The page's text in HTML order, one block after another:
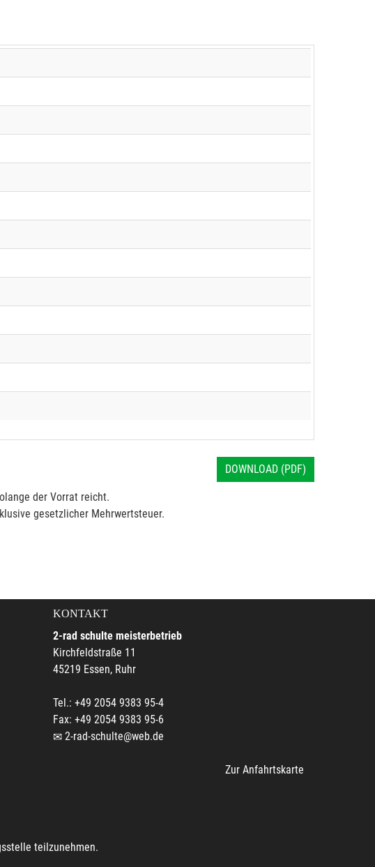
DOWNLOAD (PDF)
der Vorrat reicht.
gesetzlicher Mehrwertsteuer.
KONTAKT
2-rad schulte meisterbetrieb
Kirchfeldstraße 11
45219 Essen, Ruhr
Tel.: +49 2054 9383 95-4
Fax: +49 2054 9383 95-6
2-rad-schulte@web.de
Zur Anfahrtskarte
teilzunehmen.